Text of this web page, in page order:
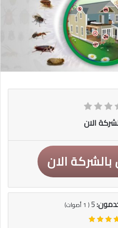
الان
الان
5
(
1أصوات)